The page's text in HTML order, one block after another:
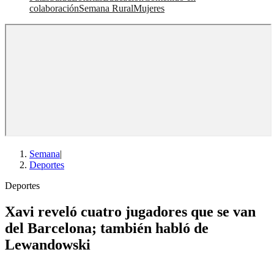
colaboraciónSemana RuralMujeres
Semana|
Deportes
Deportes
Xavi reveló cuatro jugadores que se van
del Barcelona; también habló de
Lewandowski